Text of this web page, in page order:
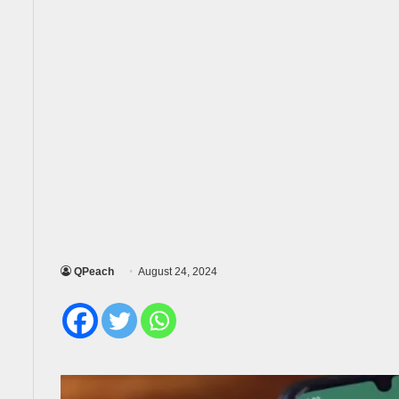
QPeach August 24, 2024